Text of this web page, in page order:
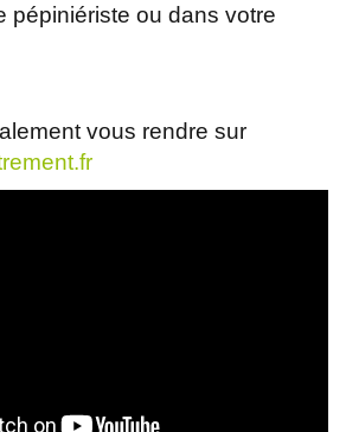
pépiniériste ou dans votre
vous rendre sur